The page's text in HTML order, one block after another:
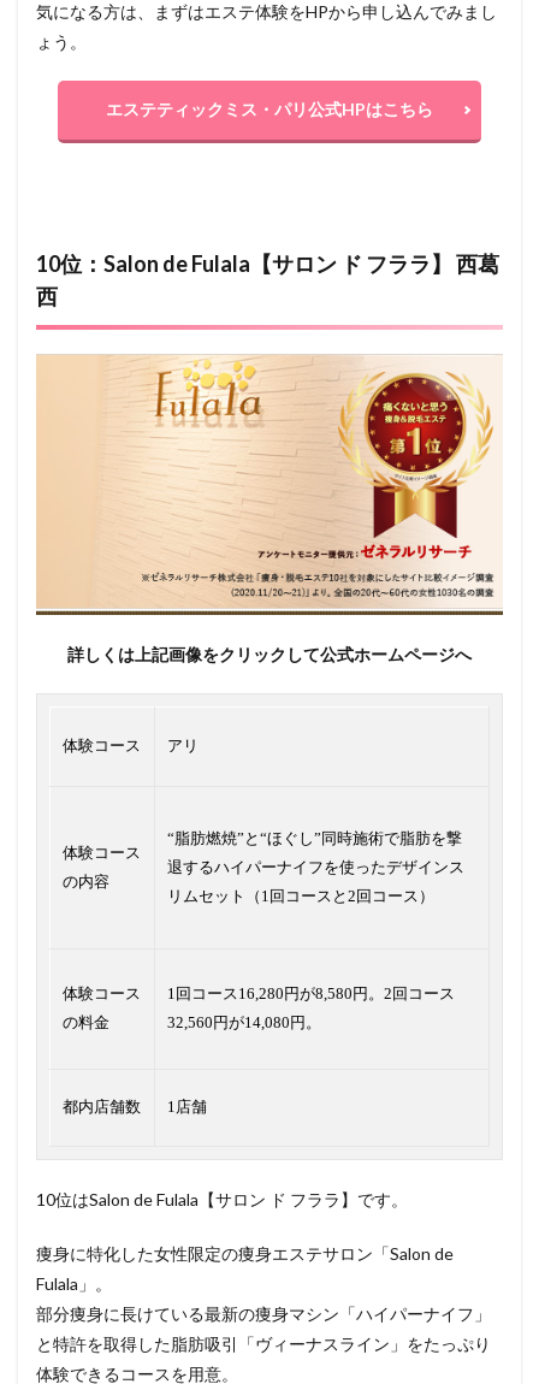
気になる方は、まずはエステ体験をHPから申し込んでみまし
ょう。
エステティックミス・パリ公式HPはこちら
10位：Salon de Fulala【サロン ド フララ】 西葛
西
詳しくは上記画像をクリックして公式ホームページへ
体験コース アリ
体験コース
の内容
“脂肪燃焼”と“ほぐし”同時施術で脂肪を撃
退するハイパーナイフを使ったデザインス
リムセット（1回コースと2回コース）
体験コース
の料金
1回コース16,280円が8,580円。2回コース
32,560円が14,080円。
都内店舗数 1店舗
10位はSalon de Fulala【サロン ド フララ】です。
痩身に特化した女性限定の痩身エステサロン「Salon de
Fulala」。
部分痩身に長けている最新の痩身マシン「ハイパーナイフ」
と特許を取得した脂肪吸引「ヴィーナスライン」をたっぷり
体験できるコースを用意。